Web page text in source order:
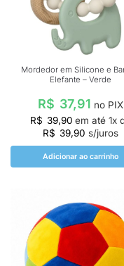
Mordedor em Silicone e
Elefante – Verde
R$ 37,91 no PIX
R$ 39,90 em até 1x
R$ 39,90 s/juros
Adicionar ao carrinho